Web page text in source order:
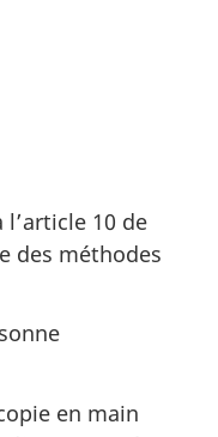
l’article 10 de
des méthodes
en main